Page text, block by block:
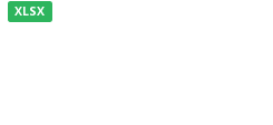
XLSX